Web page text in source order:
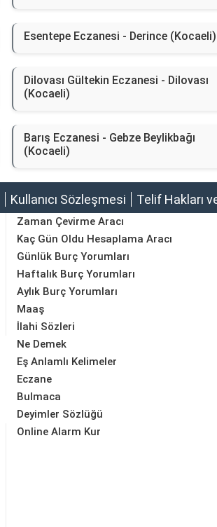
Esentepe Eczanesi - Derince (Kocaeli)
Dilovası Gültekin Eczanesi - Dilovası
(Kocaeli)
Barış Eczanesi - Gebze Beylikbağı
(Kocaeli)
Kullanıcı Sözleşmesi Telif Hakları
Zaman Çevirme Aracı
Kaç Gün Oldu Hesaplama Aracı
Günlük Burç Yorumları
Haftalık Burç Yorumları
Aylık Burç Yorumları
Maaş
İlahi Sözleri
Ne Demek
Eş Anlamlı Kelimeler
Eczane
Bulmaca
Deyimler Sözlüğü
Online Alarm Kur